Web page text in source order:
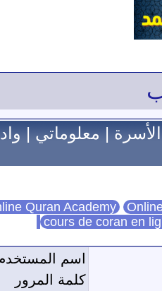
|معلوماتي|
Quran Academy
cours de coran en
اسم
كلمة المرور